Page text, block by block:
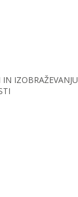
IZOBRAŽEVANJU